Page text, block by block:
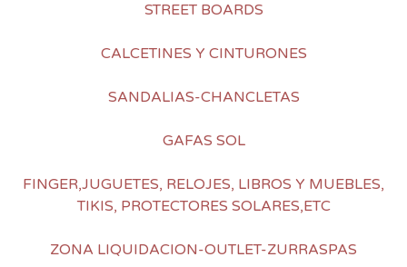
STREET BOARDS
CALCETINES Y CINTURONES
SANDALIAS-CHANCLETAS
GAFAS SOL
FINGER,JUGUETES, RELOJES, LIBROS Y MUEBLES,
TIKIS, PROTECTORES SOLARES,ETC
ZONA LIQUIDACION-OUTLET-ZURRASPAS